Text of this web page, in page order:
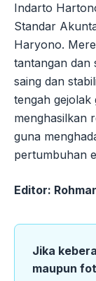
Indarto
Standar
Haryono.
tantangan dan
saing dan
tengah gejolak
menghasilkan
guna
pertumbuhan
Editor:
Jika
maupun